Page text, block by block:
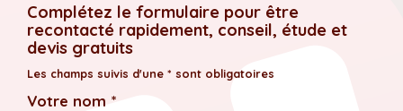
Complétez le formulaire pour être
recontacté rapidement, conseil, étude et
devis gratuits
Les champs suivis d'une * sont obligatoires
Votre nom *